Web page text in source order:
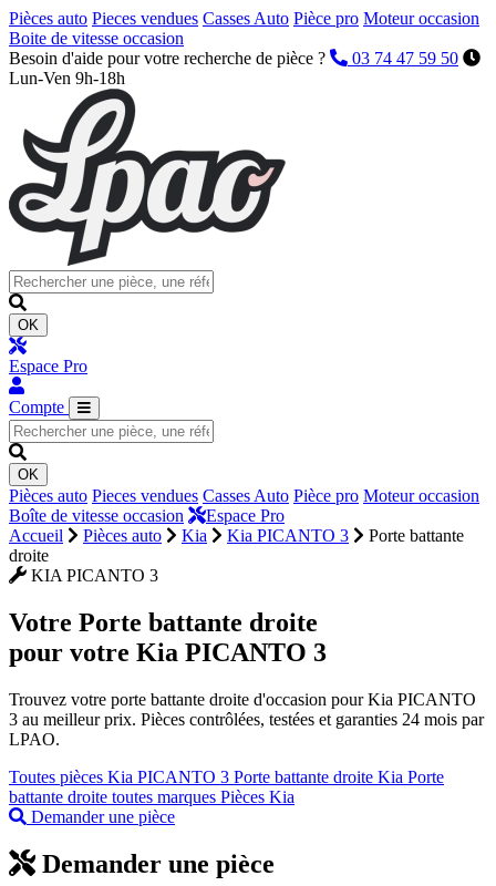
Pièces auto Pieces vendues Casses Auto Pièce pro Moteur occasion
Boite de vitesse occasion
Besoin d'aide pour votre recherche de pièce ?
03 74 47 59 50
Lun-Ven 9h-18h
OK
Espace Pro
Compte
OK
Pièces auto Pieces vendues Casses Auto Pièce pro Moteur occasion
Boîte de vitesse occasion
Espace Pro
Accueil
Pièces auto Kia Kia PICANTO 3
Porte battante
droite
KIA PICANTO 3
Votre Porte battante droite
pour votre Kia PICANTO 3
Trouvez votre porte battante droite d'occasion pour Kia PICANTO
3 au meilleur prix. Pièces contrôlées, testées et garanties 24 mois par
LPAO.
Toutes pièces Kia PICANTO 3 Porte battante droite Kia Porte
battante droite toutes marques Pièces Kia
Demander une pièce
Demander une pièce